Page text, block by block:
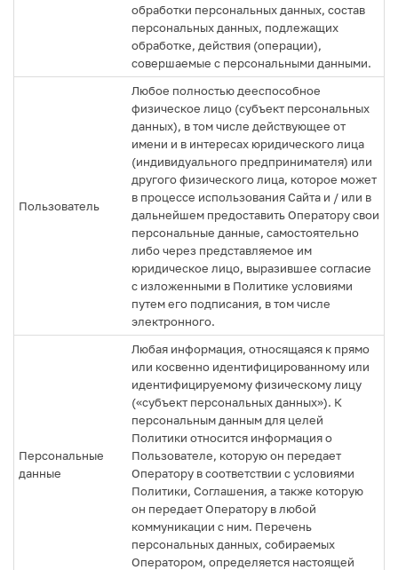
обработки персональных данных, состав
персональных данных, подлежащих
обработке, действия (операции),
совершаемые с персональными данными.
Пользователь
Любое полностью дееспособное
физическое лицо (субъект персональных
данных), в том числе действующее от
имени и в интересах юридического лица
(индивидуального предпринимателя) или
другого физического лица, которое может
в процессе использования Сайта и / или в
дальнейшем предоставить Оператору свои
персональные данные, самостоятельно
либо через представляемое им
юридическое лицо, выразившее согласие
с изложенными в Политике условиями
путем его подписания, в том числе
электронного.
Персональные
данные
Любая информация, относящаяся к прямо
или косвенно идентифицированному или
идентифицируемому физическому лицу
(«субъект персональных данных»). К
персональным данным для целей
Политики относится информация о
Пользователе, которую он передает
Оператору в соответствии с условиями
Политики, Соглашения, а также которую
он передает Оператору в любой
коммуникации с ним. Перечень
персональных данных, собираемых
Оператором, определяется настоящей